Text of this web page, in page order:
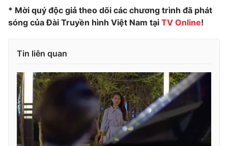
VTV Sức khoẻ Bất động sản
Thị trường 24h
VTV4 Vươn mình bằng AI
VTV9 VTV8
Liên hệ tòa soạn English
* Mời quý độc giả theo dõi các chương trình đã phát
sóng của Đài Truyền hình Việt Nam tại TV Online!
Tin liên quan